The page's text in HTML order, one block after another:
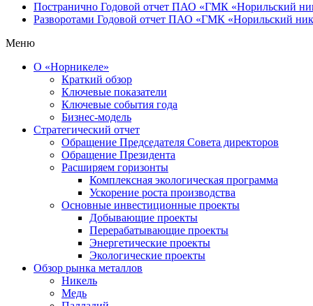
Постранично Годовой отчет ПАО «ГМК «Норильский
Разворотами Годовой отчет ПАО «ГМК «Норильский
Меню
О «Норникеле»
Краткий обзор
Ключевые показатели
Ключевые события года
Бизнес-модель
Стратегический отчет
Обращение Председателя Совета директоров
Обращение Президента
Расширяем горизонты
Комплексная экологическая программа
Ускорение роста производства
Основные инвестиционные проекты
Добывающие проекты
Перерабатывающие проекты
Энергетические проекты
Экологические проекты
Обзор рынка металлов
Никель
Медь